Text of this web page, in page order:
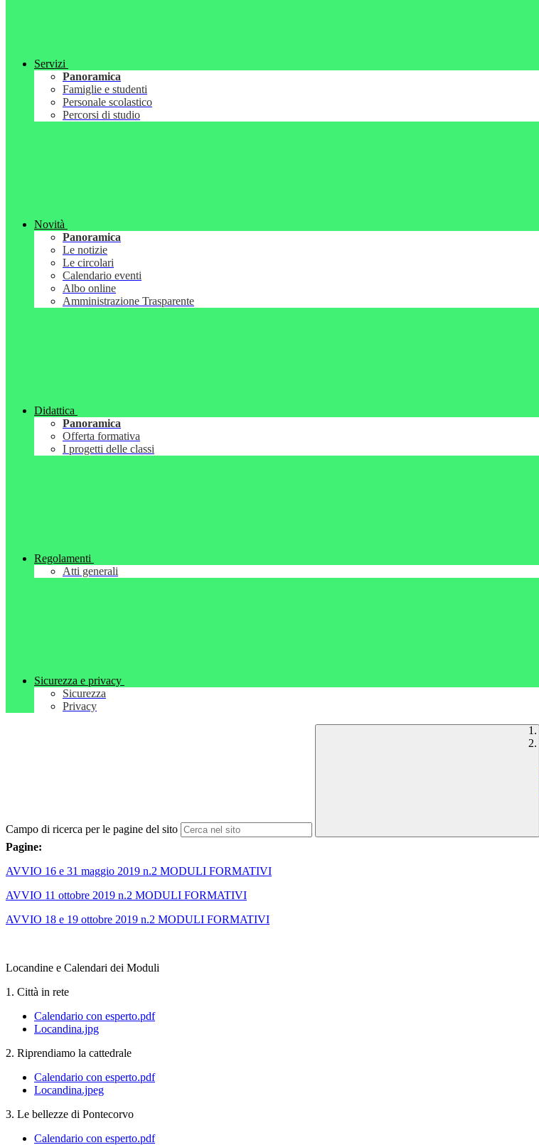
Servizi
Panoramica
Famiglie e studenti
Personale scolastico
Percorsi di studio
Novità
Panoramica
Le notizie
Le circolari
Calendario eventi
Albo online
Amministrazione Trasparente
Didattica
Panoramica
Offerta formativa
I progetti delle classi
Regolamenti
Atti generali
Sicurezza e privacy
Sicurezza
Privacy
Campo di ricerca per le pagine del sito
Pagine:
AVVIO 16 e 31 maggio 2019 n.2 MODULI FORMATIVI
AVVIO 11 ottobre 2019 n.2 MODULI FORMATIVI
AVVIO 18 e 19 ottobre 2019 n.2 MODULI FORMATIVI
Locandine e Calendari dei Moduli
1. Città in rete
Calendario con esperto.pdf
Locandina.jpg
2. Riprendiamo la cattedrale
Calendario con esperto.pdf
Locandina.jpeg
3. Le bellezze di Pontecorvo
Calendario con esperto.pdf